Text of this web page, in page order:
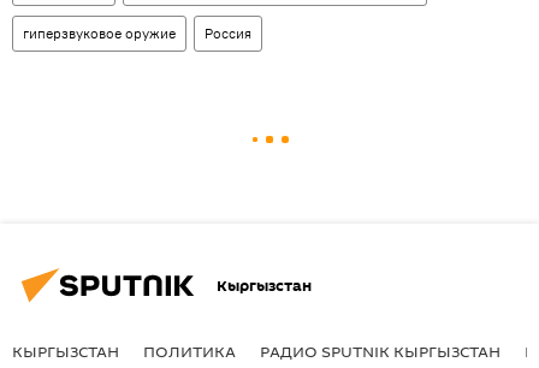
гиперзвуковое оружие Россия
Кыргызстан
КЫРГЫЗСТАН ПОЛИТИКА РАДИО SPUTNIK КЫРГЫЗСТАН